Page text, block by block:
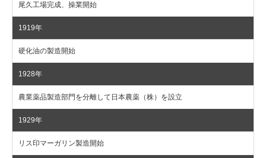
尾久工場完成、操業開始
1919年
硬化油の製造開始
1928年
農業薬品製造部門を分離して日本農薬（株）を設立
1929年
リス印マーガリン製造開始